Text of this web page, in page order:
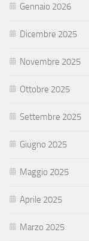
Gennaio 2026
Dicembre 2025
Novembre 2025
Ottobre 2025
Settembre 2025
Giugno 2025
Maggio 2025
Aprile 2025
Marzo 2025